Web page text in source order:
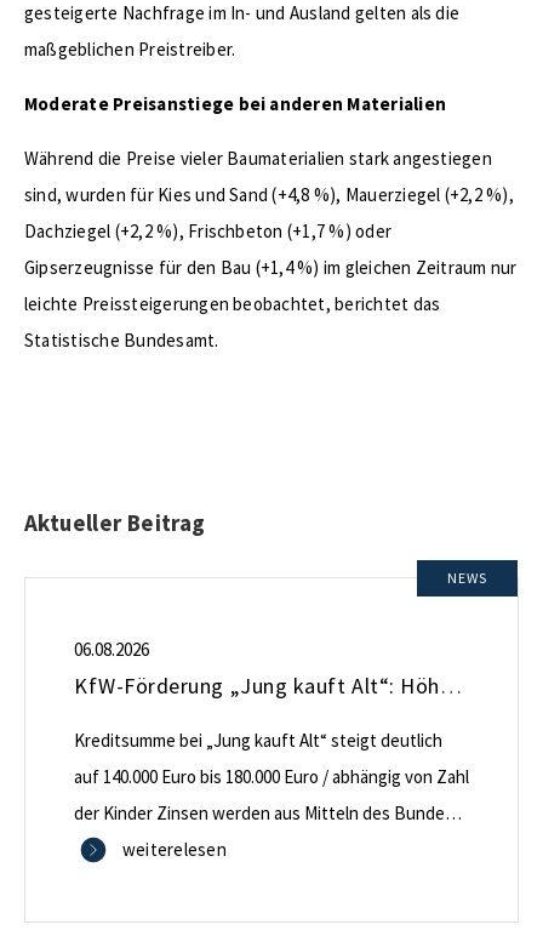
gesteigerte Nachfrage im In- und Ausland gelten als die
maßgeblichen Preistreiber.
Moderate Preisanstiege bei anderen Materialien
Während die Preise vieler Baumaterialien stark angestiegen
sind, wurden für Kies und Sand (+4,8 %), Mauerziegel (+2,2 %),
Dachziegel (+2,2 %), Frischbeton (+1,7 %) oder
Gipserzeugnisse für den Bau (+1,4 %) im gleichen Zeitraum nur
leichte Preissteigerungen beobachtet, berichtet das
Statistische Bundesamt.
Aktueller Beitrag
NEWS
06.08.2026
KfW-Förderung „Jung kauft Alt“: Höhere Kredite ab August 2026
Kreditsumme bei „Jung kauft Alt“ steigt deutlich
auf 140.000 Euro bis 180.000 Euro / abhängig von Zahl
der Kinder Zinsen werden aus Mitteln des Bundes
verbilligt: Heutiger Zins bei 0,53 Prozent effektiv bei
Antragstellende verpflichten sich zu energetischer
weiterelesen